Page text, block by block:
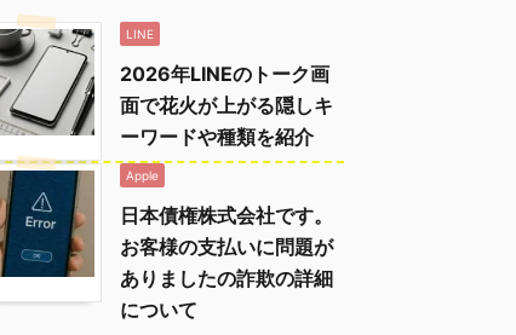
LINE
2026年LINEのトーク画
面で花火が上がる隠しキ
ーワードや種類を紹介
Apple
日本債権株式会社です。
お客様の支払いに問題が
ありましたの詐欺の詳細
について